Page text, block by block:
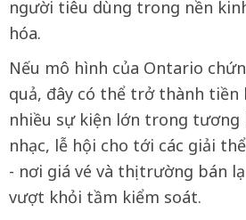
người tiêu dùng trong nền
hóa.
Nếu mô hình của Ontario
quả, đây có thể trở thành tiền
nhiều sự kiện lớn trong
nhạc, lễ hội cho tới các giải
- nơi giá vé và thị trường bán
vượt khỏi tầm kiểm soát.